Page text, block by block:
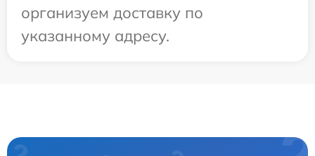
организуем доставку по
указанному адресу.